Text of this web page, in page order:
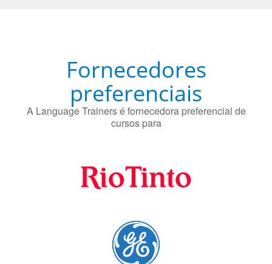
Fornecedores
preferenciais
A Language Trainers é fornecedora preferencial de